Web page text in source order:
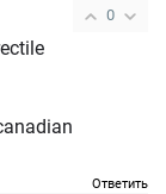
0
Ответить